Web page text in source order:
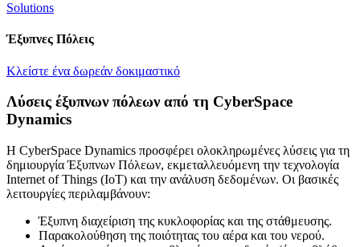
Solutions
Έξυπνες Πόλεις
Κλείστε ένα δωρεάν δοκιμαστικό
Λύσεις έξυπνων πόλεων από τη CyberSpace
Dynamics
Η CyberSpace Dynamics προσφέρει ολοκληρωμένες λύσεις για τη
δημιουργία Έξυπνων Πόλεων, εκμεταλλευόμενη την τεχνολογία
Internet of Things (IoT) και την ανάλυση δεδομένων. Οι βασικές
λειτουργίες περιλαμβάνουν:
Έξυπνη διαχείριση της κυκλοφορίας και της στάθμευσης.
Παρακολούθηση της ποιότητας του αέρα και του νερού.